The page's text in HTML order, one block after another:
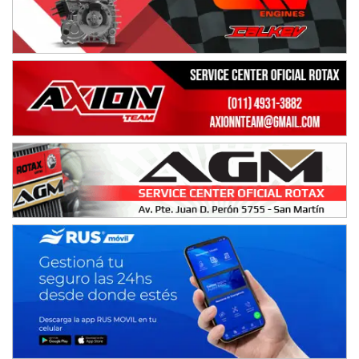
15/16/17-AGO
APAK - F6
Ciudad de Zárate (Asfalto)
Zárate (Buenos Aires)
PROKART METROPOLITANO - F1
Rubén Luis Di Palma (Asfalto)
Ciudad Evita (Buenos Aires)
AKPS - F6
Kartódromo AKPS (Asfalto)
Comodoro Rivadavia (Chubut)
Complejo Valentín Lauret (Tierra)
Colonia Caroya (Córdoba)
Parque de la Velocidad (Asfalto)
Villaguay (Entre Ríos)